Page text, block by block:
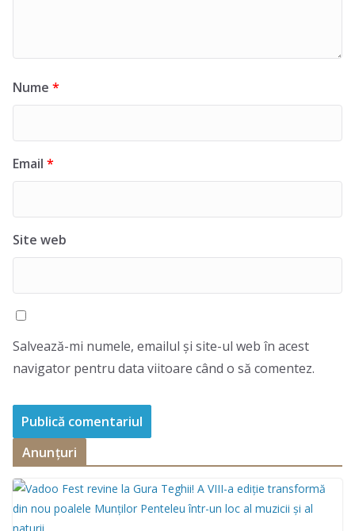
Nume *
Email *
Site web
Salvează-mi numele, emailul și site-ul web în acest
navigator pentru data viitoare când o să comentez.
Anunțuri